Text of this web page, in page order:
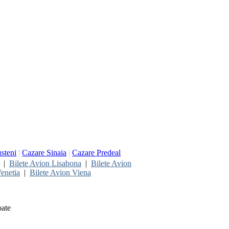
| Cazare Sinaia | Cazare Predeal
| Bilete Avion Lisabona | Bilete Avion
| Bilete Avion Viena